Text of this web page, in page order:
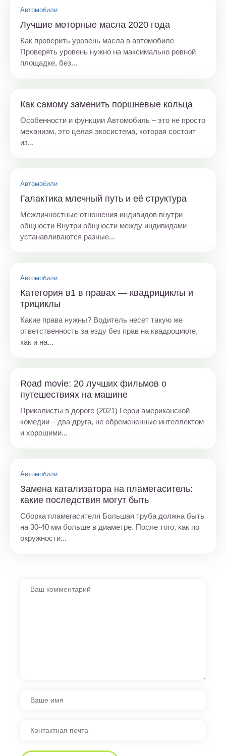
Автомобили
Лучшие моторные масла 2020 года
Как проверить уровень масла в автомобиле
Проверять уровень нужно на максимально ровной
площадке, без...
Как самому заменить поршневые кольца
Особенности и функции Автомобиль – это не просто
механизм, это целая экосистема, которая состоит
из...
Автомобили
Галактика млечный путь и её структура
Межличностные отношения индивидов внутри
общности Внутри общности между индивидами
устанавливаются разные...
Автомобили
Категория в1 в правах — квадрициклы и
трициклы
Какие права нужны? Водитель несет такую же
ответственность за езду без прав на квадроцикле,
как и на...
Road movie: 20 лучших фильмов о
путешествиях на машине
Приколисты в дороге (2021) Герои американской
комедии – два друга, не обремененные интеллектом
и хорошими...
Автомобили
Замена катализатора на пламегаситель:
какие последствия могут быть
Сборка пламегасителя Большая труба должна быть
на 30-40 мм больше в диаметре. После того, как по
окружности...